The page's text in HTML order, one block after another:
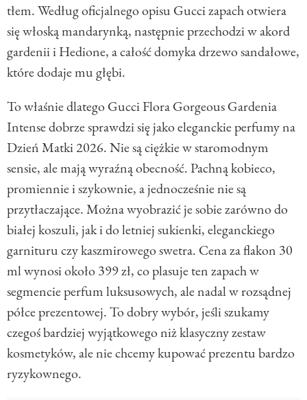
tłem. Według oficjalnego opisu Gucci zapach otwiera
się włoską mandarynką, następnie przechodzi w akord
gardenii i Hedione, a całość domyka drzewo sandałowe,
które dodaje mu głębi.
To właśnie dlatego Gucci Flora Gorgeous Gardenia
Intense dobrze sprawdzi się jako eleganckie perfumy na
Dzień Matki 2026. Nie są ciężkie w staromodnym
sensie, ale mają wyraźną obecność. Pachną kobieco,
promiennie i szykownie, a jednocześnie nie są
przytłaczające. Można wyobrazić je sobie zarówno do
białej koszuli, jak i do letniej sukienki, eleganckiego
garnituru czy kaszmirowego swetra. Cena za flakon 30
ml wynosi około 399 zł, co plasuje ten zapach w
segmencie perfum luksusowych, ale nadal w rozsądnej
półce prezentowej. To dobry wybór, jeśli szukamy
czegoś bardziej wyjątkowego niż klasyczny zestaw
kosmetyków, ale nie chcemy kupować prezentu bardzo
ryzykownego.